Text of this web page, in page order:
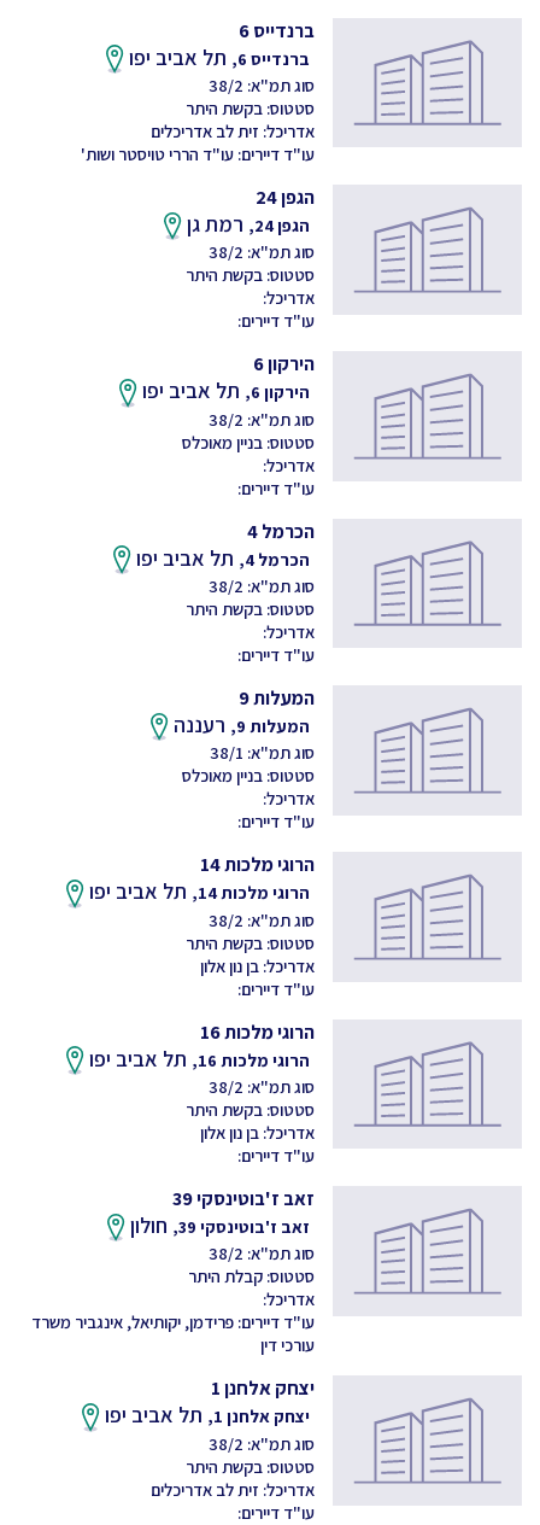
ברנדייס 6
ברנדייס 6, תל אביב יפו
סוג תמ"א: 38/2
סטטוס: בקשת היתר
אדריכל: זית לב אדריכלים
עו"ד דיירים: עו"ד הררי טויסטר ושות'
הגפן 24
הגפן 24, רמת גן
סוג תמ"א: 38/2
סטטוס: בקשת היתר
אדריכל:
עו"ד דיירים:
הירקון 6
הירקון 6, תל אביב יפו
סוג תמ"א: 38/2
סטטוס: בניין מאוכלס
אדריכל:
עו"ד דיירים:
הכרמל 4
הכרמל 4, תל אביב יפו
סוג תמ"א: 38/2
סטטוס: בקשת היתר
אדריכל:
עו"ד דיירים:
המעלות 9
המעלות 9, רעננה
סוג תמ"א: 38/1
סטטוס: בניין מאוכלס
אדריכל:
עו"ד דיירים:
הרוגי מלכות 14
הרוגי מלכות 14, תל אביב יפו
סוג תמ"א: 38/2
סטטוס: בקשת היתר
אדריכל: בן נון אלון
עו"ד דיירים:
הרוגי מלכות 16
הרוגי מלכות 16, תל אביב יפו
סוג תמ"א: 38/2
סטטוס: בקשת היתר
אדריכל: בן נון אלון
עו"ד דיירים:
זאב ז'בוטינסקי 39
זאב ז'בוטינסקי 39, חולון
סוג תמ"א: 38/2
סטטוס: קבלת היתר
אדריכל:
עו"ד דיירים: פרידמן, יקותיאל, אינגביר משרד
עורכי דין
יצחק אלחנן 1
יצחק אלחנן 1, תל אביב יפו
סוג תמ"א: 38/2
סטטוס: בקשת היתר
אדריכל: זית לב אדריכלים
עו"ד דיירים: